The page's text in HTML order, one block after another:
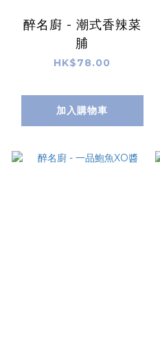
醉名廚 - 潮式香辣菜
脯
HK$78.00
加入購物車